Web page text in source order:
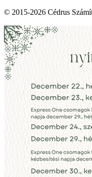
© 2015-2026 Cédrus